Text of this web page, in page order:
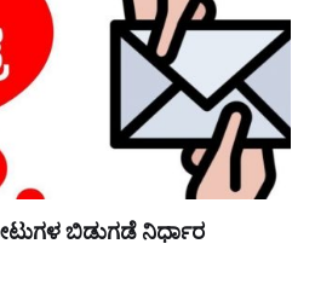
ಬಿಡುಗಡೆ ನಿರ್ಧಾರ